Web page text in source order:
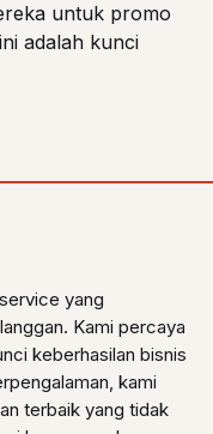
untuk promo
adalah kunci
yang
Kami percaya
keberhasilan bisnis
kami
terbaik yang tidak